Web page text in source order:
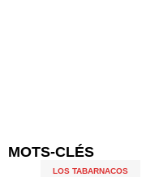
MOTS-CLÉS
LOS TABARNACOS